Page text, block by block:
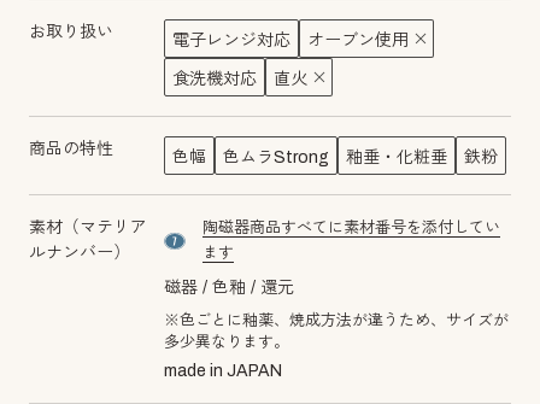
お取り扱い 電子レンジ対応 オーブン使用
食洗機対応 直火
商品の特性 色幅 色ムラStrong 釉垂・化粧垂 鉄粉
素材（マテリア
ルナンバー）
material number7
陶磁器商品すべてに素材番号を添付してい
ます
磁器 色釉 還元
※色ごとに釉薬、焼成方法が違うため、サイズが
多少異なります。
made in JAPAN